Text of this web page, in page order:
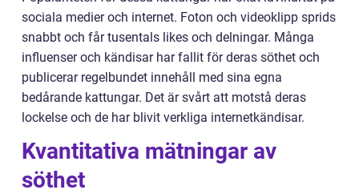
sociala medier och internet. Foton och videoklipp sprids
snabbt och får tusentals likes och delningar. Många
influenser och kändisar har fallit för deras söthet och
publicerar regelbundet innehåll med sina egna
bedårande kattungar. Det är svårt att motstå deras
lockelse och de har blivit verkliga internetkändisar.
Kvantitativa mätningar av
söthet